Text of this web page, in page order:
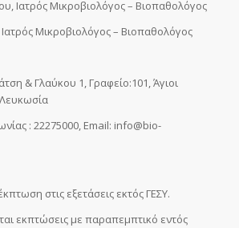
Ιατρός Μικροβιολόγος – Βιοπαθολόγος
Μικροβιολόγος – Βιοπαθολόγος
& Γλαύκου 1, Γραφείο:101, Άγιοι
: 22275000, Εmail: info@bio-
στις εξετάσεις εκτός ΓΕΣΥ.
εκπτώσεις με παραπεμπτικό εντός